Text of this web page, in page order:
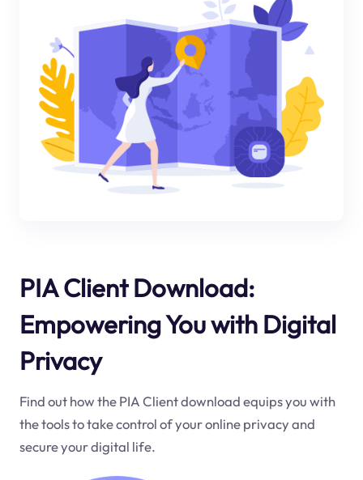
PIA Client Download:
Empowering You with Digital
Privacy
Find out how the PIA Client download equips you with
the tools to take control of your online privacy and
secure your digital life.